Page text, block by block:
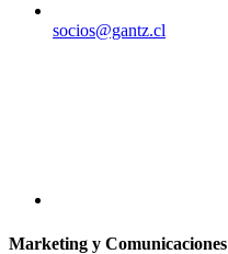
socios@gantz.cl
Marketing y Comunicaciones